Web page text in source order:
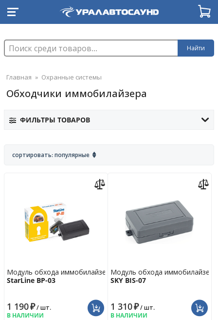
Найти
Главная » Охранные системы
Обходчики иммобилайзера
ФИЛЬТРЫ ТОВАРОВ
сортировать: популярные
Модуль обхода иммобилайзера
StarLine BP-03
1 190₽/ шт.
В НАЛИЧИИ
Модуль обхода иммобилайзера
SKY BIS-07
1 310₽/ шт.
В НАЛИЧИИ